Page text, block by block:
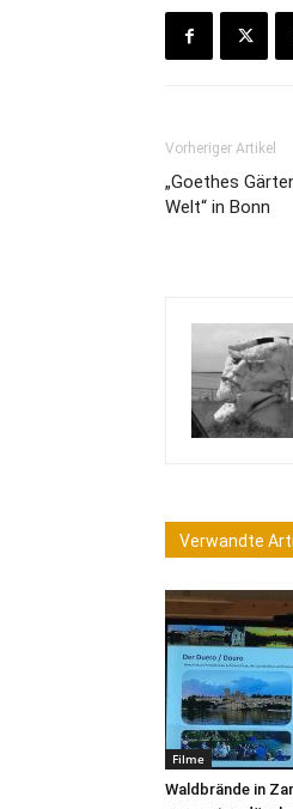
Vorheriger Artikel
„Goethes
Welt“ in Bonn
Verwandte
Filme
Waldbrände in